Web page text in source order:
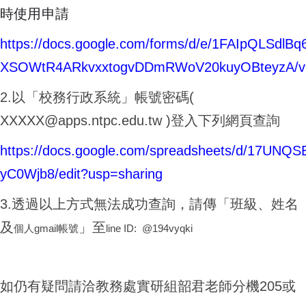
時使用申請
https://docs.google.com/forms/d/e/
XSOWtR4ARkvxxtogvDDmRWoV20kuyOBteyzA/
2.以「校務行政系統」帳號密碼(
XXXXX@apps.ntpc.edu.tw )登入下列網頁查詢
https://docs.google.com/spreadsheets/d/
yC0Wjb8/edit?usp=sharing
3.透過以上方式無法成功查詢，請傳「班級、姓名
及 個人gmail帳號 」至line ID: @194vyqki
如仍有疑問請洽教務處實研組韶君老師分機205或